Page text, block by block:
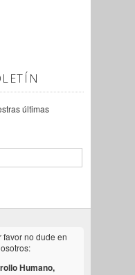
últimas
no dude en
Humano,